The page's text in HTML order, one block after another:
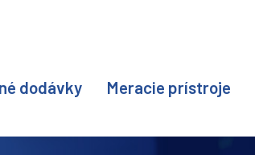
dodávky Meracie prístroje